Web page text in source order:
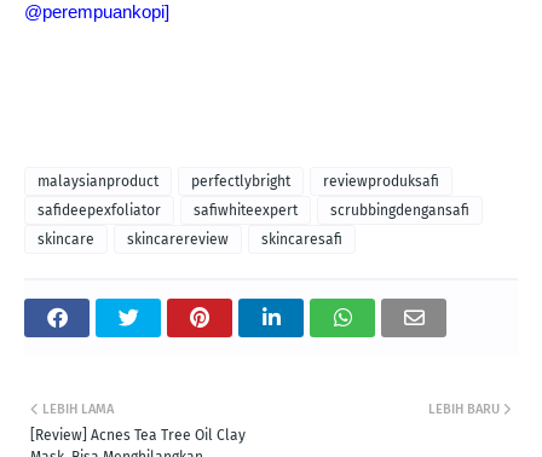
@perempuankopi]
malaysianproduct perfectlybright
reviewproduksafi
safideepexfoliator
safiwhiteexpert
scrubbingdengansafi
skincare
skincarereview skincaresafi
LEBIH BARU
LEBIH LAMA
[Review] Acnes Tea Tree Oil Clay